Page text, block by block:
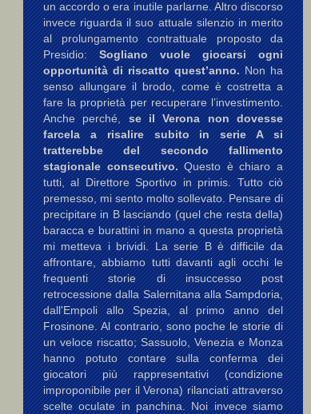
un accordo o era inutile parlarne. Altro discorso
invece riguarda il suo attuale silenzio in merito
al prolungamento contrattuale proposto da
Presidio:Sogliano vuole giocarsi ogni
opportunità di riscatto quest’anno.Non ha
senso allungare il brodo, come è costretta a
fare la proprietà per recuperare l’investimento.
Anche perché,se il Verona non dovesse
farcela a risalire subito in serie A si
tratterebbe del secondo fallimento
stagionale consecutivo.Questo è chiaro a
tutti, al Direttore Sportivo in primis. Tutto ciò
premesso, mi sento molto sollevato. Pensare di
precipitare in B lasciando (quel che resta della)
baracca e burattini in mano a questa proprietà
mi metteva i brividi. La serie B è difficile da
affrontare, abbiamo tutti davanti agli occhi le
frequenti storie di insuccesso post
retrocessione dalla Salernitana alla Sampdoria,
dall'Empoli allo Spezia, al primo anno del
Frosinone. Al contrario, sono poche le storie di
un veloce riscatto; Sassuolo, Venezia e Monza
hanno potuto contare sulla conferma dei
giocatori più rappresentativi (condizione
improponibile per il Verona) rilanciati attraverso
scelte oculate in panchina. Noi invece siamo